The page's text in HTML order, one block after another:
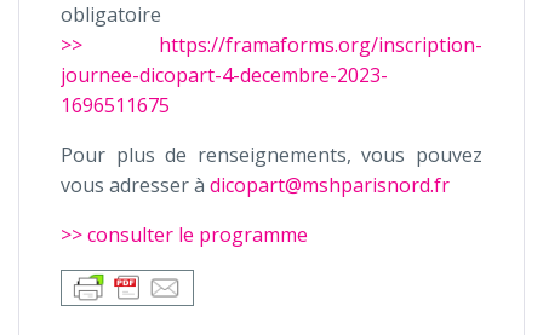
obligatoire
>> https://framaforms.org/inscription-
journee-dicopart-4-decembre-2023-
1696511675
Pour plus de renseignements, vous pouvez
vous adresser à dicopart@mshparisnord.fr
>> consulter le programme